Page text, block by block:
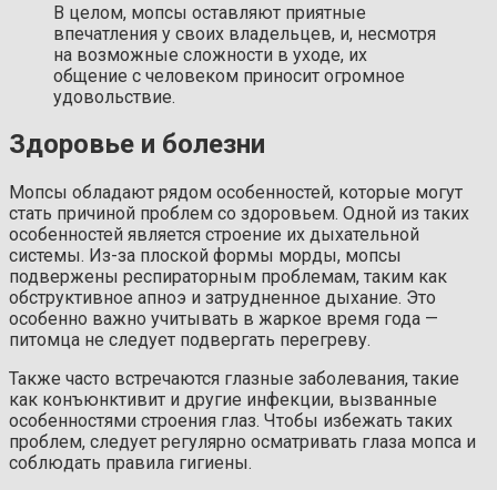
В целом, мопсы оставляют приятные
впечатления у своих владельцев, и, несмотря
на возможные сложности в уходе, их
общение с человеком приносит огромное
удовольствие.
Здоровье и болезни
Мопсы обладают рядом особенностей, которые могут
стать причиной проблем со здоровьем. Одной из таких
особенностей является строение их дыхательной
системы. Из-за плоской формы морды, мопсы
подвержены респираторным проблемам, таким как
обструктивное апноэ и затрудненное дыхание. Это
особенно важно учитывать в жаркое время года —
питомца не следует подвергать перегреву.
Также часто встречаются глазные заболевания, такие
как конъюнктивит и другие инфекции, вызванные
особенностями строения глаз. Чтобы избежать таких
проблем, следует регулярно осматривать глаза мопса и
соблюдать правила гигиены.